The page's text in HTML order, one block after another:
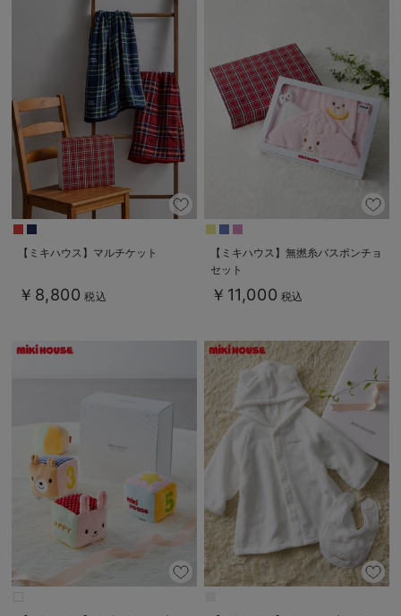
【ミキハウス】マルチケット
￥8,800 税込
【ミキハウス】無撚糸バスポンチョ
セット
￥11,000 税込